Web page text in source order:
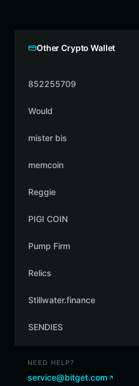
Other Crypto Wallet
852255709
Would
mister bis
memcoin
Reggie
PIGI COIN
Pump Firm
Relics
Stillwater.finance
SENDIES
NEED HELP?
service@bitget.com